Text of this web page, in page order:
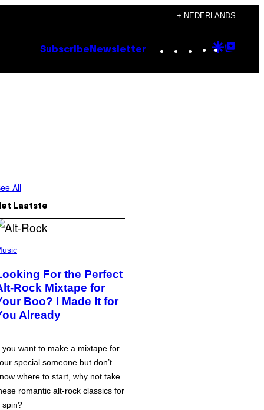
+ NEDERLANDS
Subscribe Newsletter Instagram
TikTok
YouTube
Google
All
Laatste
For the Perfect
Rock Mixtape for
Boo? I Made It for
Already
you want to make a mixtape for
special someone but don’t
where to start, why not take
romantic alt-rock classics for
spin?